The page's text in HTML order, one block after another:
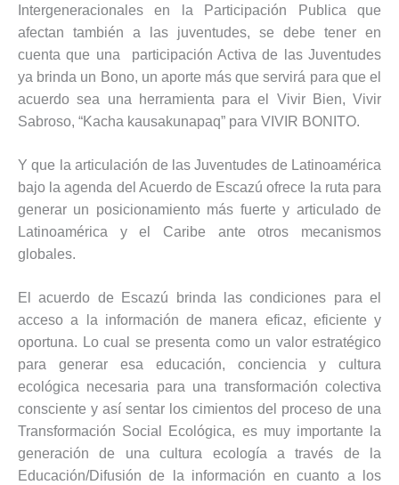
Intergeneracionales en la Participación Publica que
afectan también a las juventudes, se debe tener en
cuenta que una participación Activa de las Juventudes
ya brinda un Bono, un aporte más que servirá para que el
acuerdo sea una herramienta para el Vivir Bien, Vivir
Sabroso, “Kacha kausakunapaq” para VIVIR BONITO.
Y que la articulación de las Juventudes de Latinoamérica
bajo la agenda del Acuerdo de Escazú ofrece la ruta para
generar un posicionamiento más fuerte y articulado de
Latinoamérica y el Caribe ante otros mecanismos
globales.
El acuerdo de Escazú brinda las condiciones para el
acceso a la información de manera eficaz, eficiente y
oportuna. Lo cual se presenta como un valor estratégico
para generar esa educación, conciencia y cultura
ecológica necesaria para una transformación colectiva
consciente y así sentar los cimientos del proceso de una
Transformación Social Ecológica, es muy importante la
generación de una cultura ecología a través de la
Educación/Difusión de la información en cuanto a los